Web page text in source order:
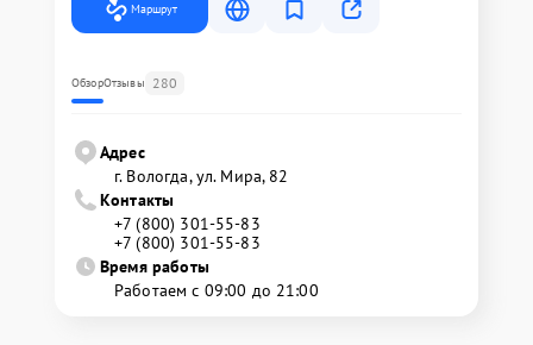
Маршрут
ОбзорОтзывы 280
Адрес
г. Вологда, ул. Мира, 82
Контакты
+7 (800) 301-55-83
+7 (800) 301-55-83
Время работы
Работаем с 09:00 до 21:00